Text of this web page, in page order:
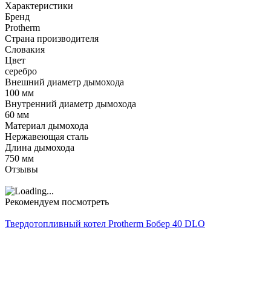
Характеристики
Бренд
Protherm
Страна производителя
Словакия
Цвет
серебро
Внешний диаметр дымохода
100 мм
Внутренний диаметр дымохода
60 мм
Материал дымохода
Нержавеющая сталь
Длина дымохода
750 мм
Отзывы
Рекомендуем посмотреть
Твердотопливный котел Protherm Бобер 40 DLO